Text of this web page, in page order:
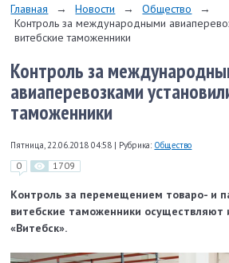
Главная → Новости → Общество
→
Контроль за международными
витебские таможенники
Контроль за
авиаперевозками
таможенники
Пятница, 22.06.2018 04:58 | Рубрика: Общество
0 1709
Контроль за перемещением товаро- и
витебские таможенники осуществляют
«Витебск».